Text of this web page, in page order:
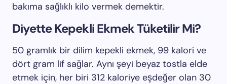
bakıma sağlıklı kilo vermek demektir.
Diyette Kepekli Ekmek Tüketilir Mi?
50 gramlık bir dilim kepekli ekmek, 99 kalori ve
dört gram lif sağlar. Aynı şeyi beyaz tostla elde
etmek için, her biri 312 kaloriye eşdeğer olan 30